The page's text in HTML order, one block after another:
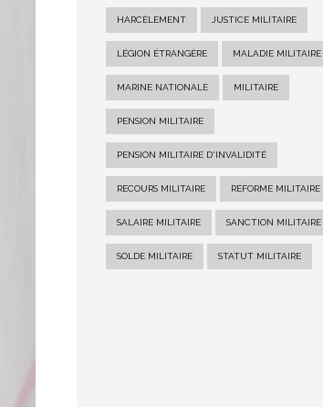
HARCÈLEMENT JUSTICE MILITAIRE
LÉGION ÉTRANGÈRE MALADIE MILITAIRE
MARINE NATIONALE MILITAIRE
PENSION MILITAIRE
PENSION MILITAIRE D'INVALIDITÉ
RECOURS MILITAIRE RÉFORME MILITAIRE
SALAIRE MILITAIRE SANCTION MILITAIRE
SOLDE MILITAIRE STATUT MILITAIRE